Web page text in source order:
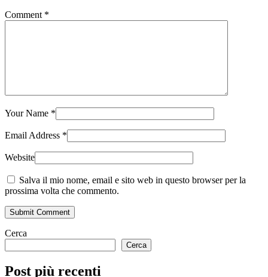
Comment *
Your Name *
Email Address *
Website
Salva il mio nome, email e sito web in questo browser per la
prossima volta che commento.
Submit Comment
Cerca
Cerca
Post più recenti